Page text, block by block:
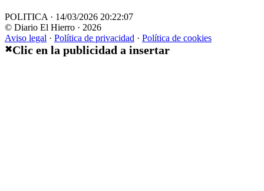
POLITICA · 14/03/2026 20:22:07
© Diario El Hierro · 2026
Aviso legal · Política de privacidad · Política de cookies
✖Clic en la publicidad a insertar